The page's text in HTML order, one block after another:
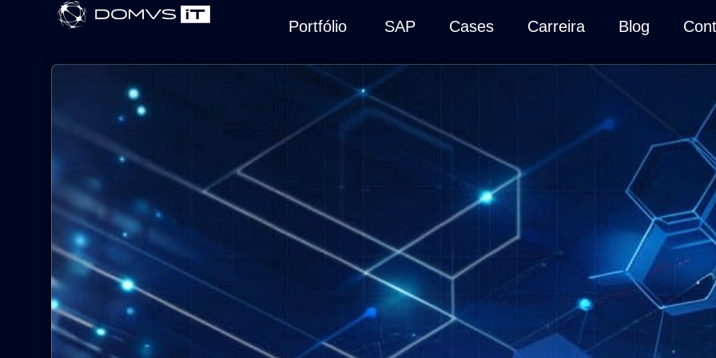
Portfólio SAP Cases Carreira Blog